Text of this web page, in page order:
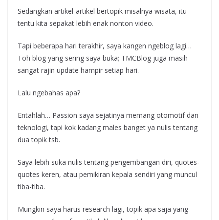
Sedangkan artikel-artikel bertopik misalnya wisata, itu
tentu kita sepakat lebih enak nonton video.
Tapi beberapa hari terakhir, saya kangen ngeblog lagi…
Toh blog yang sering saya buka; TMCBlog juga masih
sangat rajin update hampir setiap hari.
Lalu ngebahas apa?
Entahlah… Passion saya sejatinya memang otomotif dan
teknologi, tapi kok kadang males banget ya nulis tentang
dua topik tsb.
Saya lebih suka nulis tentang pengembangan diri, quotes-
quotes keren, atau pemikiran kepala sendiri yang muncul
tiba-tiba.
Mungkin saya harus research lagi, topik apa saja yang